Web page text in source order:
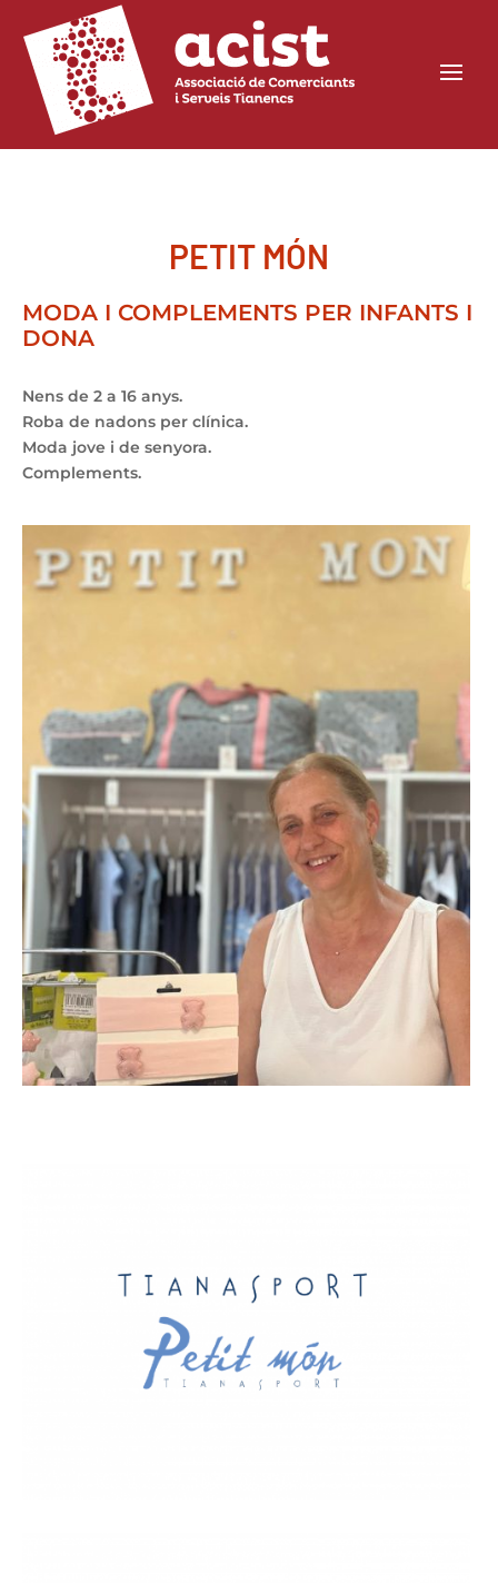
PETIT MÓN
MODA I COMPLEMENTS PER INFANTS I
DONA
Nens de 2 a 16 anys.
Roba de nadons per clínica.
Moda jove i de senyora.
Complements.